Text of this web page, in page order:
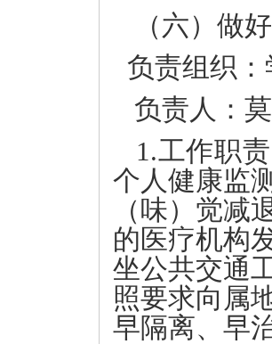
（六）做
负责组织
负责人：
1.工作职
个人健康监
（味）觉减
的医疗机构
坐公共交通
照要求向属
早隔离、早